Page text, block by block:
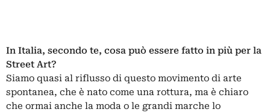
In Italia, secondo te, cosa può essere fatto in più per la
Street Art?
Siamo quasi al riflusso di questo movimento di arte
spontanea, che è nato come una rottura, ma è chiaro
che ormai anche la moda o le grandi marche lo